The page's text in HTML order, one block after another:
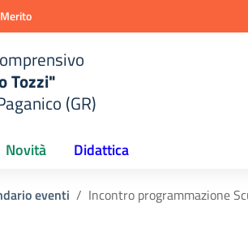
Tozzi"
(GR)
Novità Didattica
eventi Incontro programmazione